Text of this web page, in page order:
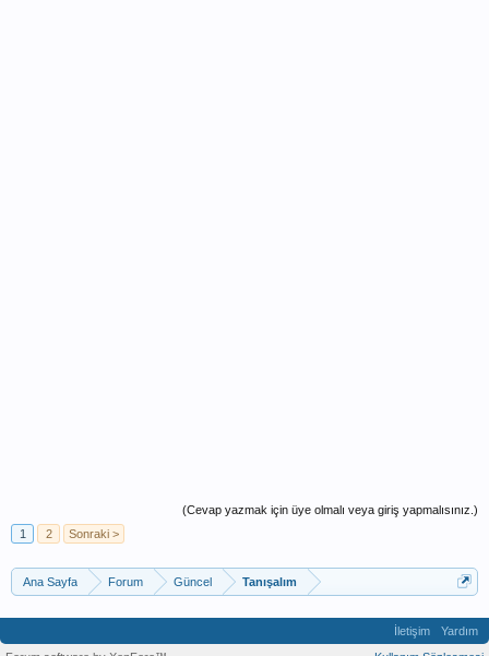
(Cevap yazmak için üye olmalı veya giriş yapmalısınız.)
1
2 Sonraki >
Ana Sayfa Forum Güncel Tanışalım
İletişim
Yardım